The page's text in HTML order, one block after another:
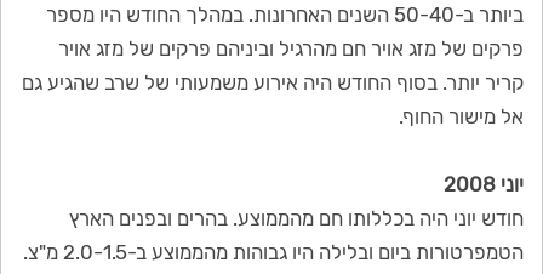
ביותר ב-50-40 השנים האחרונות. במהלך החודש היו מספר
פרקים של מזג אויר חם מהרגיל וביניהם פרקים של מזג אויר
קריר יותר. בסוף החודש היה אירוע משמעותי של שרב שהגיע גם
אל מישור החוף.
יוני 2008
חודש יוני היה בכללותו חם מהממוצע. בהרים ובפנים הארץ
הטמפרטורות ביום ובלילה היו גבוהות מהממוצע ב-2.0-1.5 מ"צ.